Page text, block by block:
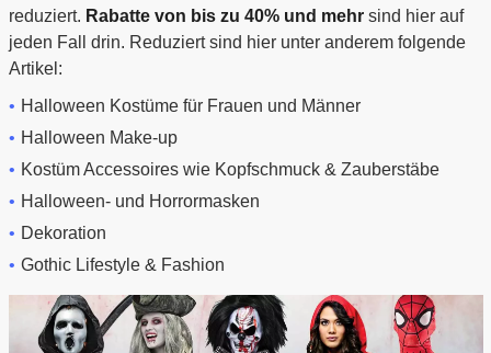
reduziert. Rabatte von bis zu 40% und mehrsind hier auf
jeden Fall drin. Reduziert sind hier unter anderem folgende
Artikel:
Halloween Kostüme für Frauen und Männer
Halloween Make-up
Kostüm Accessoires wie Kopfschmuck & Zauberstäbe
Halloween- und Horrormasken
Dekoration
Gothic Lifestyle & Fashion